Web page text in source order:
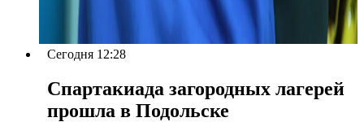
Сегодня 12:28
Спартакиада загородных лагерей
прошла в Подольске